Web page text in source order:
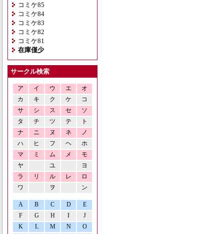
コミケ85
コミケ84
コミケ83
コミケ82
コミケ81
在庫僅少
サークル検索
ア イ ウ エ
オ
カ
キ ク ケ
コ
サ
シ ス セ
ソ
タ
チ ツ テ
ト
ナ
ニ ヌ ネ
ノ
ハ
ヒ フ ヘ
ホ
マ
ミ ム メ
モ
ヤ
ユ
ヨ
ラ
リ ル レ
ロ
ワ
ヲ ン
A B C D
E
F
G H I
J
K
L M N O